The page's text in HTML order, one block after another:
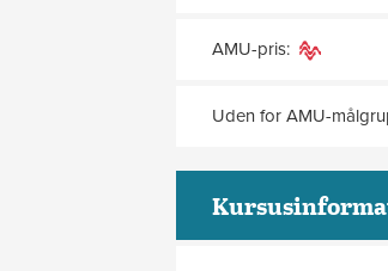
AMU-pris:
Uden for AMU-